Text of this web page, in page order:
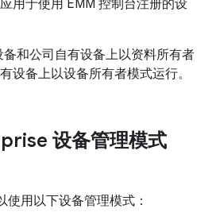
用于使用 EMM 控制台注册的设
和公司自有设备上以资料所有者
设备上以设备所有者模式运行。
设备管理模式
用以下设备管理模式：